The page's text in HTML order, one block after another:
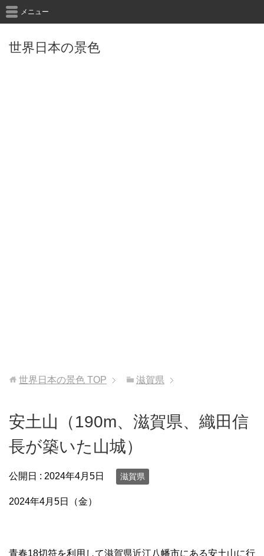
世界日本の景色
メニュー
世界日本の景色 TOP 滋賀県
安土山（190m、滋賀県、織田信
長が築いた山城）
公開日 : 2024年4月5日 滋賀県
2024年4月5日（金）
青春18切符を利用して滋賀県近江八幡市にある安土山に行